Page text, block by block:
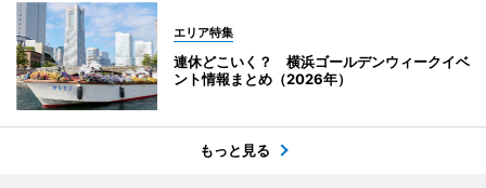
エリア特集
連休どこいく？ 横浜ゴールデンウィークイベ
ント情報まとめ（2026年）
もっと見る